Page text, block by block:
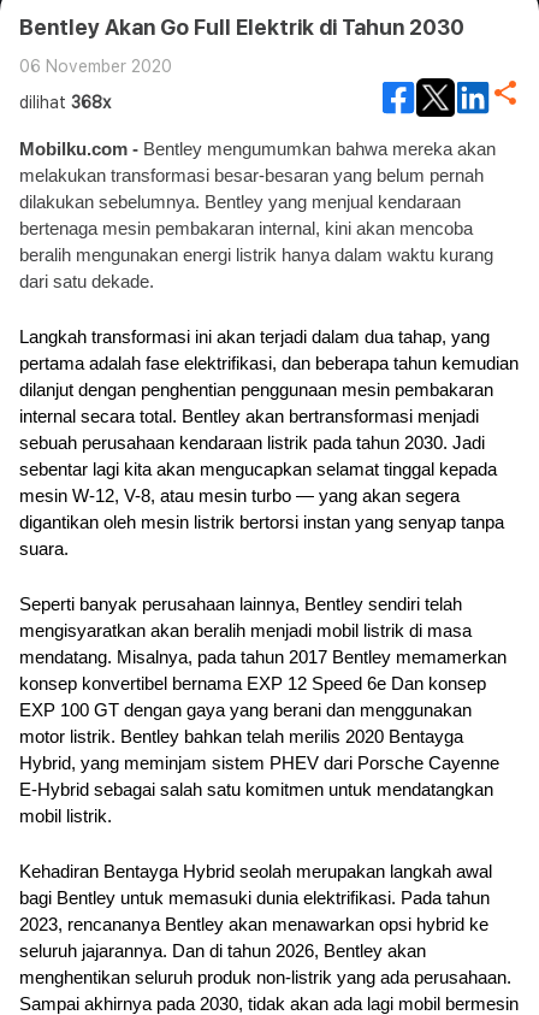
Bentley Akan Go Full Elektrik di Tahun 2030
06 November 2020
dilihat 368x
Mobilku.com - Bentley mengumumkan bahwa mereka akan
melakukan transformasi besar-besaran yang belum pernah
dilakukan sebelumnya. Bentley yang menjual kendaraan
bertenaga mesin pembakaran internal, kini akan mencoba
beralih mengunakan energi listrik hanya dalam waktu kurang
dari satu dekade.
Langkah transformasi ini akan terjadi dalam dua tahap, yang
pertama adalah fase elektrifikasi, dan beberapa tahun kemudian
dilanjut dengan penghentian penggunaan mesin pembakaran
internal secara total. Bentley akan bertransformasi menjadi
sebuah perusahaan kendaraan listrik pada tahun 2030. Jadi
sebentar lagi kita akan mengucapkan selamat tinggal kepada
mesin W-12, V-8, atau mesin turbo — yang akan segera
digantikan oleh mesin listrik bertorsi instan yang senyap tanpa
suara.
Seperti banyak perusahaan lainnya, Bentley sendiri telah
mengisyaratkan akan beralih menjadi mobil listrik di masa
mendatang. Misalnya, pada tahun 2017 Bentley memamerkan
konsep konvertibel bernama EXP 12 Speed ​​6e Dan konsep
EXP 100 GT dengan gaya yang berani dan menggunakan
motor listrik. Bentley bahkan telah merilis 2020 Bentayga
Hybrid, yang meminjam sistem PHEV dari Porsche Cayenne
E-Hybrid sebagai salah satu komitmen untuk mendatangkan
mobil listrik.
Kehadiran Bentayga Hybrid seolah merupakan langkah awal
bagi Bentley untuk memasuki dunia elektrifikasi. Pada tahun
2023, rencananya Bentley akan menawarkan opsi hybrid ke
seluruh jajarannya. Dan di tahun 2026, Bentley akan
menghentikan seluruh produk non-listrik yang ada perusahaan.
Sampai akhirnya pada 2030, tidak akan ada lagi mobil bermesin